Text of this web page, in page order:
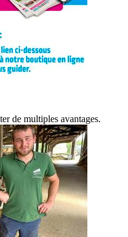
de multiples avantages.